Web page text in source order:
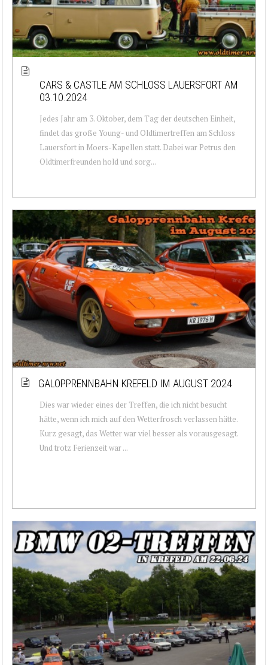
CARS & CASTLE AM SCHLOSS LAUERSFORT AM
03.10.2024
Jedes Jahr am 3. Oktober, dem Tag der deutschen Einheit,
findet das große Young- und Oldtimertreffen am Schloss
Lauersfort in Moers-Kapellen statt. Dabei war Petrus den
Oldtimerfreunden hold und sorg...
GALOPPRENNBAHN KREFELD IM AUGUST 2024
Dies war wieder eines der Treffen, die ich nicht besucht
hätte, wenn ich mich auf den Wetterfrosch verlassen hätte.
Kurz gesagt, das Wetter war viel besser als vorausgesagt.
Und trotz Ferienzeit war ...